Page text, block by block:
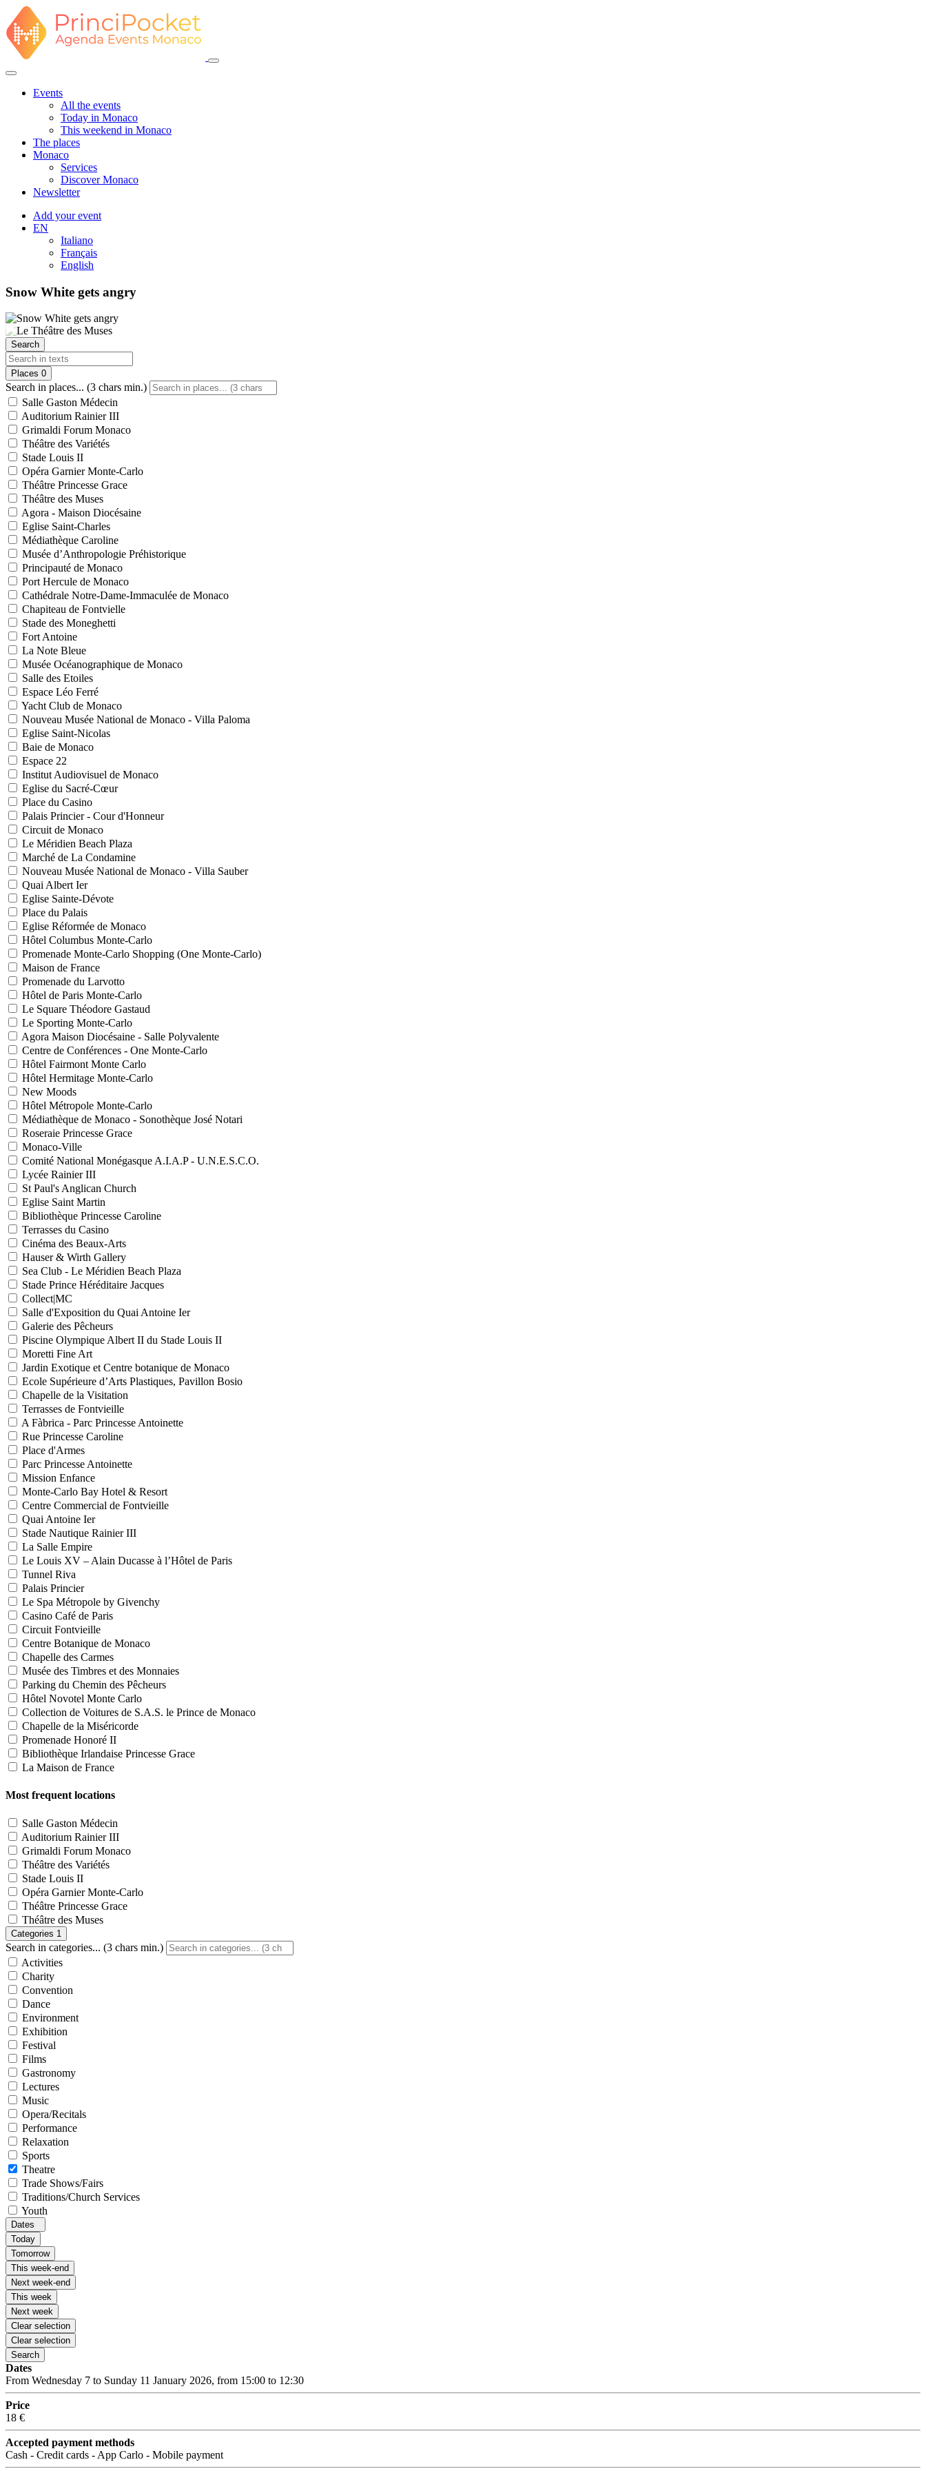
Events
All the events
Today in Monaco
This weekend in Monaco
The places
Monaco
Services
Discover Monaco
Newsletter
Add your event
EN
Italiano
Français
English
Snow White gets angry
Search
Places 0
Search in places... (3 chars min.)
Salle Gaston Médecin
Auditorium Rainier III
Grimaldi Forum Monaco
Théâtre des Variétés
Stade Louis II
Opéra Garnier Monte-Carlo
Théâtre Princesse Grace
Théâtre des Muses
Agora - Maison Diocésaine
Eglise Saint-Charles
Médiathèque Caroline
Musée d’Anthropologie Préhistorique
Principauté de Monaco
Port Hercule de Monaco
Cathédrale Notre-Dame-Immaculée de Monaco
Chapiteau de Fontvielle
Stade des Moneghetti
Fort Antoine
La Note Bleue
Musée Océanographique de Monaco
Salle des Etoiles
Espace Léo Ferré
Yacht Club de Monaco
Nouveau Musée National de Monaco - Villa Paloma
Eglise Saint-Nicolas
Baie de Monaco
Espace 22
Institut Audiovisuel de Monaco
Eglise du Sacré-Cœur
Place du Casino
Palais Princier - Cour d'Honneur
Circuit de Monaco
Le Méridien Beach Plaza
Marché de La Condamine
Nouveau Musée National de Monaco - Villa Sauber
Quai Albert Ier
Eglise Sainte-Dévote
Place du Palais
Eglise Réformée de Monaco
Hôtel Columbus Monte-Carlo
Promenade Monte-Carlo Shopping (One Monte-Carlo)
Maison de France
Promenade du Larvotto
Hôtel de Paris Monte-Carlo
Le Square Théodore Gastaud
Le Sporting Monte-Carlo
Agora Maison Diocésaine - Salle Polyvalente
Centre de Conférences - One Monte-Carlo
Hôtel Fairmont Monte Carlo
Hôtel Hermitage Monte-Carlo
New Moods
Hôtel Métropole Monte-Carlo
Médiathèque de Monaco - Sonothèque José Notari
Roseraie Princesse Grace
Monaco-Ville
Comité National Monégasque A.I.A.P - U.N.E.S.C.O.
Lycée Rainier III
St Paul's Anglican Church
Eglise Saint Martin
Bibliothèque Princesse Caroline
Terrasses du Casino
Cinéma des Beaux-Arts
Hauser & Wirth Gallery
Sea Club - Le Méridien Beach Plaza
Stade Prince Héréditaire Jacques
Collect|MC
Salle d'Exposition du Quai Antoine Ier
Galerie des Pêcheurs
Piscine Olympique Albert II du Stade Louis II
Moretti Fine Art
Jardin Exotique et Centre botanique de Monaco
Ecole Supérieure d’Arts Plastiques, Pavillon Bosio
Chapelle de la Visitation
Terrasses de Fontvieille
A Fàbrica - Parc Princesse Antoinette
Rue Princesse Caroline
Place d'Armes
Parc Princesse Antoinette
Mission Enfance
Monte-Carlo Bay Hotel & Resort
Centre Commercial de Fontvieille
Quai Antoine Ier
Stade Nautique Rainier III
La Salle Empire
Le Louis XV – Alain Ducasse à l’Hôtel de Paris
Tunnel Riva
Palais Princier
Le Spa Métropole by Givenchy
Casino Café de Paris
Circuit Fontvieille
Centre Botanique de Monaco
Chapelle des Carmes
Musée des Timbres et des Monnaies
Parking du Chemin des Pêcheurs
Hôtel Novotel Monte Carlo
Collection de Voitures de S.A.S. le Prince de Monaco
Chapelle de la Miséricorde
Promenade Honoré II
Bibliothèque Irlandaise Princesse Grace
La Maison de France
Most frequent locations
Salle Gaston Médecin
Auditorium Rainier III
Grimaldi Forum Monaco
Théâtre des Variétés
Stade Louis II
Opéra Garnier Monte-Carlo
Théâtre Princesse Grace
Théâtre des Muses
Categories 1
Search in categories... (3 chars min.)
Activities
Charity
Convention
Dance
Environment
Exhibition
Festival
Films
Gastronomy
Lectures
Music
Opera/Recitals
Performance
Relaxation
Sports
Theatre
Trade Shows/Fairs
Traditions/Church Services
Youth
Dates
Today
Tomorrow
This week-end
Next week-end
This week
Next week
Clear selection
Clear selection
Search
Dates
From Wednesday 7 to Sunday 11 January 2026, from 15:00 to 12:30
Price
18 €
Accepted payment methods
Cash - Credit cards - App Carlo - Mobile payment